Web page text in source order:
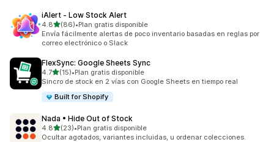
iAlert ‑ Low Stock Alert
4.8de 5 estrellas
(86)
86 reseñas en total
•Plan gratis disponible
Envía fácilmente alertas de poco inventario basadas en reglas por
correo electrónico o Slack
FlexSync: Google Sheets Sync
4.7de 5 estrellas
(15)
15 reseñas en total
•Plan gratis disponible
Sincro de stock en 2 vías con Google Sheets en tiempo real
Built for Shopify
Nada • Hide Out of Stock
4.8de 5 estrellas
(23)
23 reseñas en total
•Plan gratis disponible
Ocultar agotados, variantes incluidas, u ordenar colecciones.